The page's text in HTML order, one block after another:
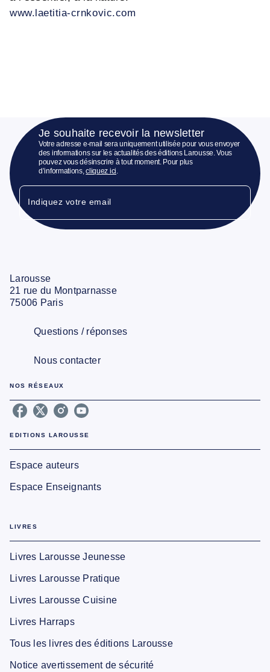
www.laetitia-crnkovic.com
Je souhaite recevoir la newsletter
Votre adresse e-mail sera uniquement utilisée pour vous envoyer
des informations sur les actualités des éditions Larousse. Vous
pouvez vous désinscrire à tout moment. Pour plus
d’informations,cliquez ici.
Indiquez votre email
Larousse
21 rue du Montparnasse
75006 Paris
Questions / réponses
Nous contacter
NOS RÉSEAUX
EDITIONS LAROUSSE
Espace auteurs
Espace Enseignants
LIVRES
Livres Larousse Jeunesse
Livres Larousse Pratique
Livres Larousse Cuisine
Livres Harraps
Tous les livres des éditions Larousse
Notice avertissement de sécurité